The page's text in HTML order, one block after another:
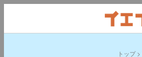
トップ